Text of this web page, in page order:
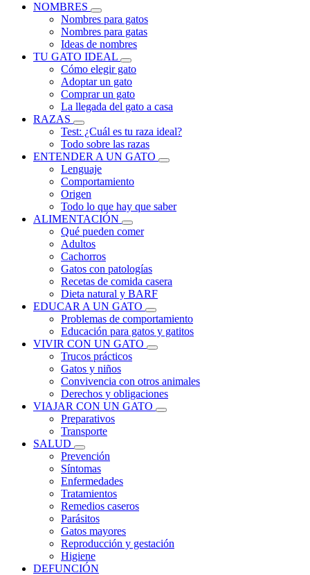
NOMBRES
Nombres para gatos
Nombres para gatas
Ideas de nombres
TU GATO IDEAL
Cómo elegir gato
Adoptar un gato
Comprar un gato
La llegada del gato a casa
RAZAS
Test: ¿Cuál es tu raza ideal?
Todo sobre las razas
ENTENDER A UN GATO
Lenguaje
Comportamiento
Origen
Todo lo que hay que saber
ALIMENTACIÓN
Qué pueden comer
Adultos
Cachorros
Gatos con patologías
Recetas de comida casera
Dieta natural y BARF
EDUCAR A UN GATO
Problemas de comportamiento
Educación para gatos y gatitos
VIVIR CON UN GATO
Trucos prácticos
Gatos y niños
Convivencia con otros animales
Derechos y obligaciones
VIAJAR CON UN GATO
Preparativos
Transporte
SALUD
Prevención
Síntomas
Enfermedades
Tratamientos
Remedios caseros
Parásitos
Gatos mayores
Reproducción y gestación
Higiene
DEFUNCIÓN